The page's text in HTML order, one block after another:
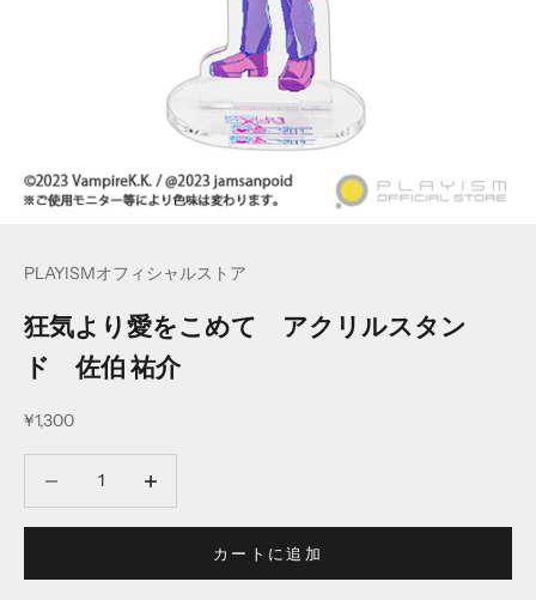
PLAYISMオフィシャルストア
狂気より愛をこめて アクリルスタン
ド 佐伯 祐介
セール価格
¥1,300
カートに追加